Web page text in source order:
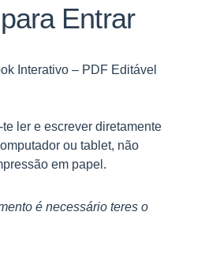
Entrar
Interativo – PDF Editável
te ler e escrever diretamente
ou tablet, não
em papel.
é necessário teres o